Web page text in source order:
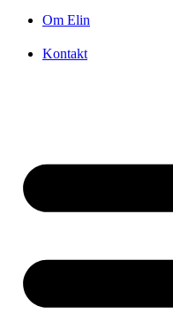
Om Elin
Kontakt